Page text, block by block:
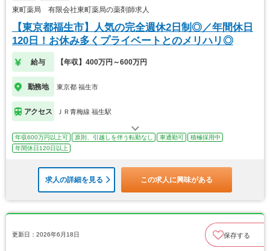
東町薬局 有限会社東町薬局の薬剤師求人
【東京都福生市】人気の完全週休2日制◎／年間休日
120日！お休み多くプライベートとのメリハリ◎
給与 【年収】400万円～600万円
勤務地 東京都 福生市
アクセス ＪＲ青梅線 福生駅
年収600万円以上可 原則、引越しを伴う転勤なし 車通勤可
積極採用中
年間休日120日以上
求人の詳細を見る この求人に興味がある
更新日：2026年6月18日 保存する